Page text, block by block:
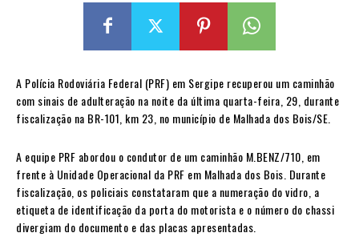
A Polícia Rodoviária Federal (PRF) em Sergipe recuperou um caminhão
com sinais de adulteração na noite da última quarta-feira, 29, durante
fiscalização na BR-101, km 23, no município de Malhada dos Bois/SE.
A equipe PRF abordou o condutor de um caminhão M.BENZ/710, em
frente à Unidade Operacional da PRF em Malhada dos Bois. Durante
fiscalização, os policiais constataram que a numeração do vidro, a
etiqueta de identificação da porta do motorista e o número do chassi
divergiam do documento e das placas apresentadas.